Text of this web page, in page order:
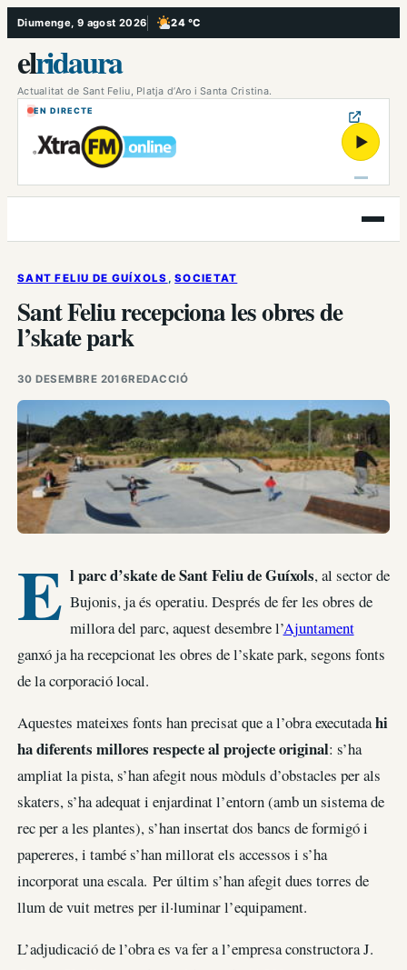
Vés
al
contingut
Diumenge, 9 agost 2026 24 °C
, Poc ennuvolat
elridaura
Actualitat de Sant Feliu, Platja d’Aro i Santa Cristina.
EN DIRECTE
▶
Obre
el
SANT FELIU DE GUÍXOLS , SOCIETAT
Sant Feliu recepciona les obres de
l’skate park
30 DESEMBRE 2016REDACCIÓ
E l parc d’skate de Sant Feliu de Guíxols, al sector de
Bujonis, ja és operatiu. Després de fer les obres de
millora del parc, aquest desembre l’Ajuntament
ganxó ja ha recepcionat les obres de l’skate park, segons fonts
de la corporació local.
Aquestes mateixes fonts han precisat que a l’obra executadahi
ha diferents millores respecte al projecte original: s’ha
ampliat la pista, s’han afegit nous mòduls d’obstacles per als
skaters, s’ha adequat i enjardinat l’entorn (amb un sistema de
rec per a les plantes), s’han insertat dos bancs de formigó i
papereres, i també s’han millorat els accessos i s’ha
incorporat una escala. Per últim s’han afegit dues torres de
llum de vuit metres per il·luminar l’equipament.
L’adjudicació de l’obra es va fer a l’empresa constructora J.